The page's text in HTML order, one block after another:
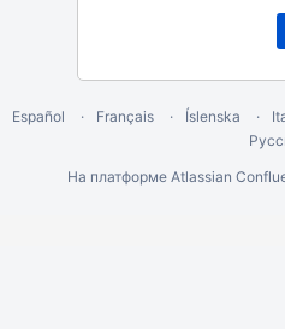
Español Français Íslenska
На платформе Atlassian